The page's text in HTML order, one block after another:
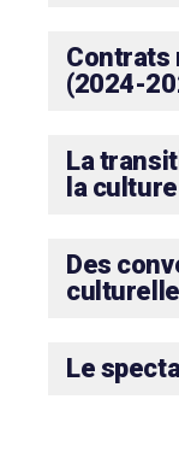
Contrats
(2024-
La
la culture
Des
culturelle
Le